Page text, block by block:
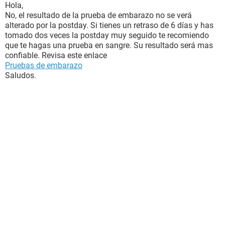
Hola,
No, el resultado de la prueba de embarazo no se verá
alterado por la postday. Si tienes un retraso de 6 días y has
tomado dos veces la postday muy seguido te recomiendo
que te hagas una prueba en sangre. Su resultado será mas
confiable. Revisa este enlace
Pruebas de embarazo
Saludos.